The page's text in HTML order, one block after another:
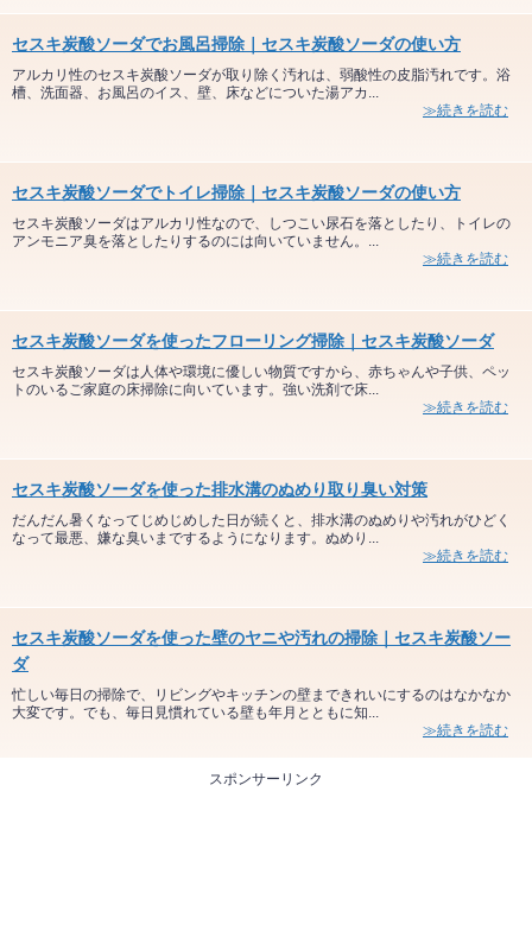
セスキ炭酸ソーダでお風呂掃除｜セスキ炭酸ソーダの使い方
アルカリ性のセスキ炭酸ソーダが取り除く汚れは、弱酸性の皮脂汚れです。浴
槽、洗面器、お風呂のイス、壁、床などについた湯アカ...
≫続きを読む
セスキ炭酸ソーダでトイレ掃除｜セスキ炭酸ソーダの使い方
セスキ炭酸ソーダはアルカリ性なので、しつこい尿石を落としたり、トイレの
アンモニア臭を落としたりするのには向いていません。...
≫続きを読む
セスキ炭酸ソーダを使ったフローリング掃除｜セスキ炭酸ソーダ
セスキ炭酸ソーダは人体や環境に優しい物質ですから、赤ちゃんや子供、ペッ
トのいるご家庭の床掃除に向いています。強い洗剤で床...
≫続きを読む
セスキ炭酸ソーダを使った排水溝のぬめり取り臭い対策
だんだん暑くなってじめじめした日が続くと、排水溝のぬめりや汚れがひどく
なって最悪、嫌な臭いまでするようになります。ぬめり...
≫続きを読む
セスキ炭酸ソーダを使った壁のヤニや汚れの掃除｜セスキ炭酸ソー
ダ
忙しい毎日の掃除で、リビングやキッチンの壁まできれいにするのはなかなか
大変です。でも、毎日見慣れている壁も年月とともに知...
≫続きを読む
スポンサーリンク